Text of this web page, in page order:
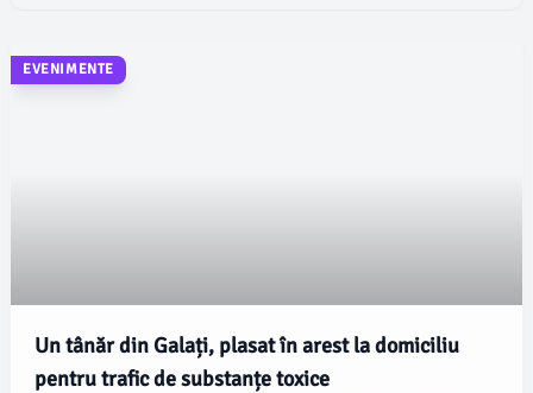
EVENIMENTE
Un tânăr din Galați, plasat în arest la domiciliu
pentru trafic de substanțe toxice